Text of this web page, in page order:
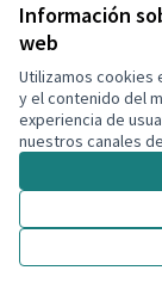
Información
web
Utilizamos cookies
y el contenido del
experiencia de
nuestros canales